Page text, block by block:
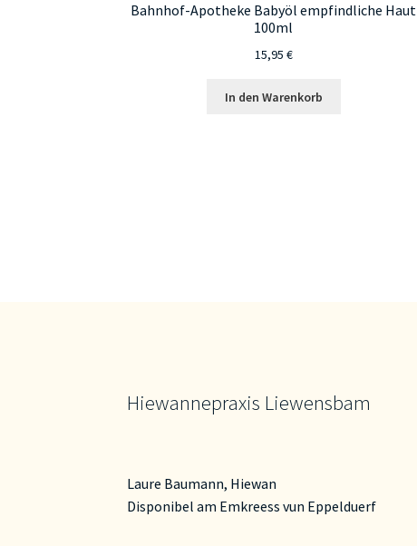
Bahnhof-Apotheke Babyöl empfindliche Haut
100ml
15,95 €
In den Warenkorb
Hiewannepraxis Liewensbam
Laure Baumann, Hiewan
Disponibel am Emkreess vun Eppelduerf